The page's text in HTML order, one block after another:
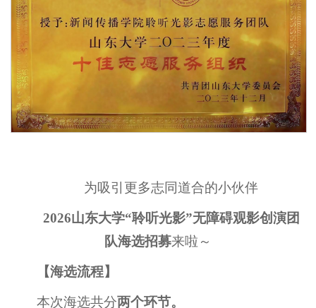
为吸引更多志同道合的小伙伴
2026山东大学“聆听光影”无障碍观影创演团
队海选招募来啦～
【海选流程】
本次海选共分两个环节。